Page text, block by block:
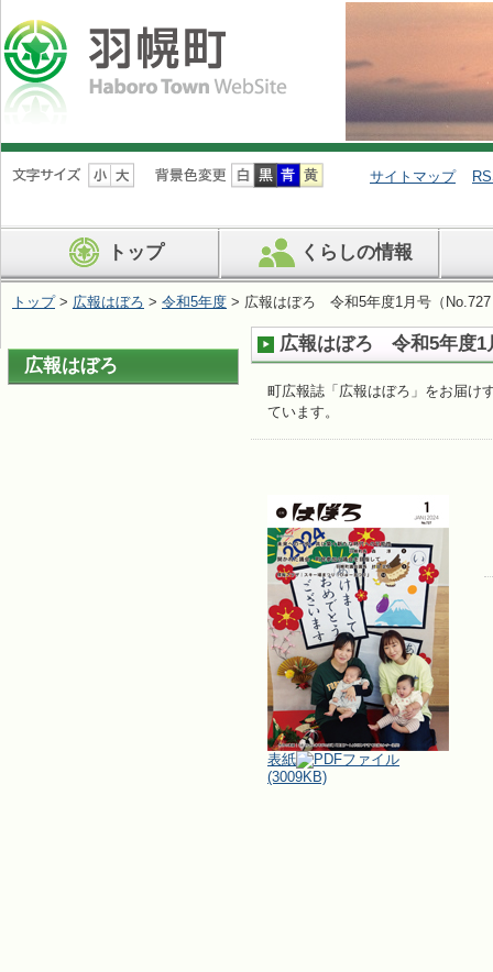
ナ
ビ
ン
を
す
サイトマップ
トップ くらしの情報
トップ> 広報はぼろ > 令和5年度 > 広報はぼろ 令和5年度1月号（No.727
広報はぼろ 令和5年度1
町広報誌「広報はぼろ」をお届け
ています。
表紙
(3009KB)
広報はぼろ